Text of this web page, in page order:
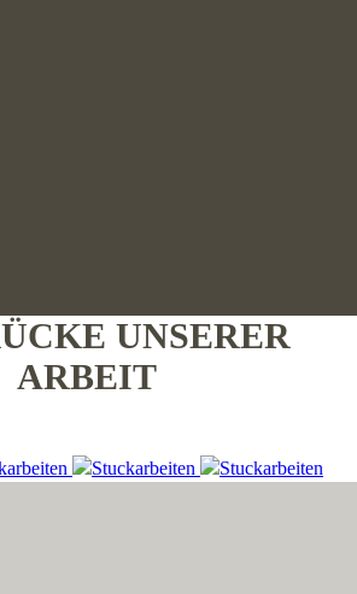
UNSERER
ARBEIT